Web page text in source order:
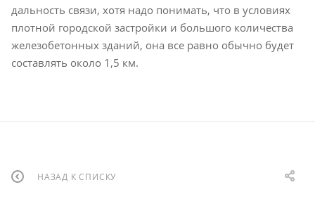
дальность связи, хотя надо понимать, что в условиях
плотной городской застройки и большого количества
железобетонных зданий, она все равно обычно будет
составлять около 1,5 км.
НАЗАД К СПИСКУ